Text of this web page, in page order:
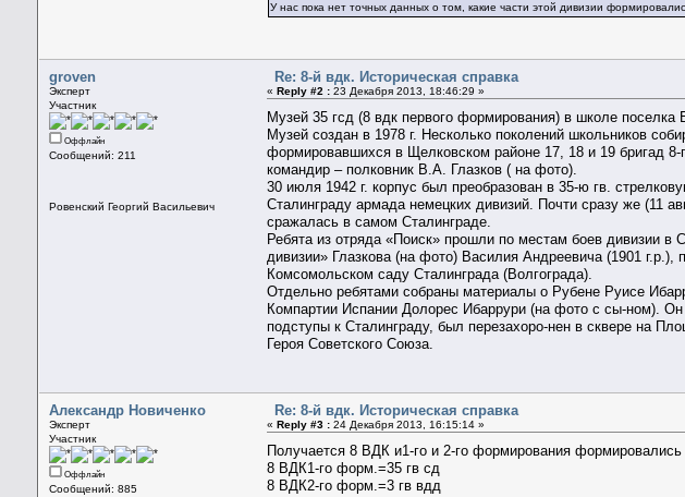
У нас пока нет точных данных о том, какие части этой дивизии
groven
Эксперт
Участник
Оффлайн
Сообщений: 211
Ровенский Георгий Васильевич
Re: 8-й вдк. Историческая справка
«Reply #2 : 23 Декабря 2013, 18:46:29 »
Музей 35 гсд (8 вдк первого формирования) в школе поселка
Музей создан в 1978 г. Несколько поколений школьников
формировавшихся в Щелковском районе 17, 18 и 19 бригад
командир – полковник В.А. Глазков ( на фото).
30 июля 1942 г. корпус был преобразован в 35-ю гв.
Сталинграду армада немецких дивизий. Почти сразу же (11
сражалась в самом Сталинграде.
Ребята из отряда «Поиск» прошли по местам боев дивизии
дивизии» Глазкова (на фото) Василия Андреевича (1901
Комсомольском саду Сталинграда (Волгограда).
Отдельно ребятами собраны материалы о Рубене Руисе
Компартии Испании Долорес Ибаррури (на фото с сы-ном).
подступы к Сталинграду, был перезахоро-нен в сквере на
Героя Советского Союза.
Александр Новиченко
Эксперт
Участник
Оффлайн
Сообщений: 885
Re: 8-й вдк. Историческая справка
« Reply #3 : 24 Декабря 2013, 16:15:14 »
Получается 8 ВДК и1-го и 2-го формирования
8 ВДК1-го форм.=35 гв сд
8 ВДК2-го форм.=3 гв вдд